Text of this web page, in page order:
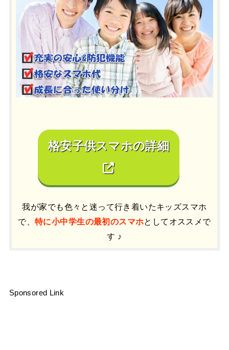
格安子供スマホの詳細
我が家でも色々と迷って行き着いたキッズスマホ
で、特に小中学生の最初のスマホとしてオススメで
す ♪
Sponsored Link